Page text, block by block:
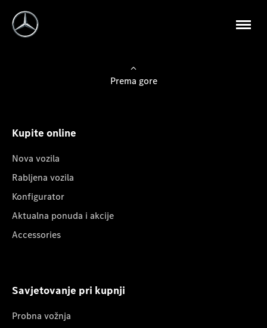
Prema gore
Kupite online
Nova vozila
Rabljena vozila
Konfigurator
Aktualna ponuda i akcije
Accessories
Savjetovanje pri kupnji
Probna vožnja